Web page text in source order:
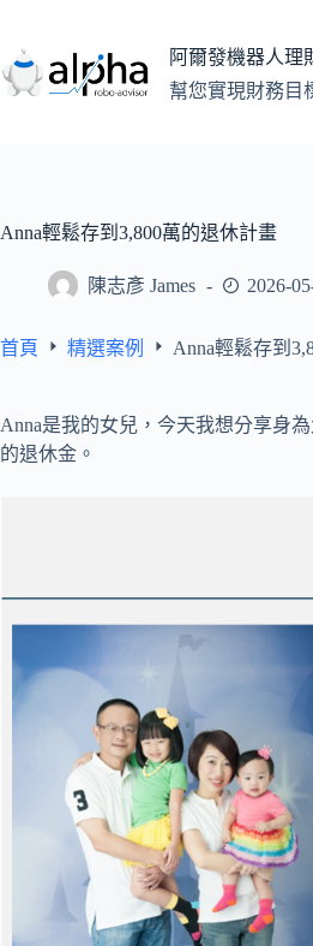
主
要
阿爾發機器人理
幫您實現財務目
Anna輕鬆存到3,800萬的退休計畫
陳志彥 James 2026-
首頁 精選案例 Anna輕鬆存到
Anna是我的女兒，今天我想分享身
的退休金。